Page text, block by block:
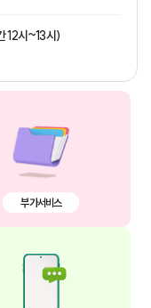
12시~13시)
부가서비스